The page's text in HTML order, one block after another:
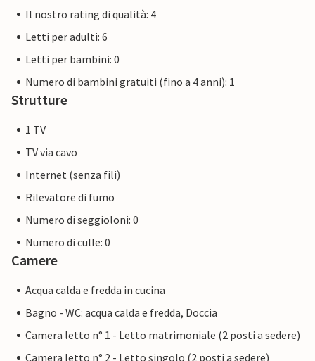
Il nostro rating di qualità: 4
Letti per adulti: 6
Letti per bambini: 0
Numero di bambini gratuiti (fino a 4 anni): 1
Strutture
1 TV
TV via cavo
Internet (senza fili)
Rilevatore di fumo
Numero di seggioloni: 0
Numero di culle: 0
Camere
Acqua calda e fredda in cucina
Bagno - WC: acqua calda e fredda, Doccia
Camera letto n° 1 - Letto matrimoniale (2 posti a sedere)
Camera letto n° 2 - Letto singolo (2 posti a sedere)